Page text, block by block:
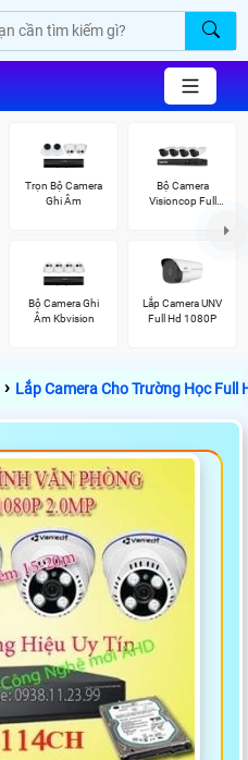
Trọn Bộ Camera
Ghi Âm
Bộ Camera
Visioncop Full
Bộ Camera Ghi
Âm Kbvision
Lắp Camera UNV
Full Hd 1080P
› Lắp Camera Cho Trường Học Full